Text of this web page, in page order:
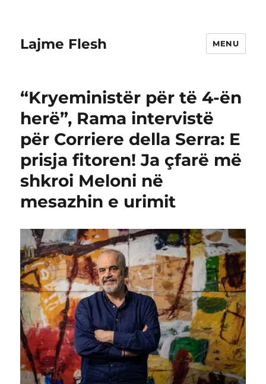
Lajme Flesh MENU
“Kryeministër për të 4-ën
herë”, Rama intervistë
për Corriere della Serra: E
prisja fitoren! Ja çfarë më
shkroi Meloni në
mesazhin e urimit